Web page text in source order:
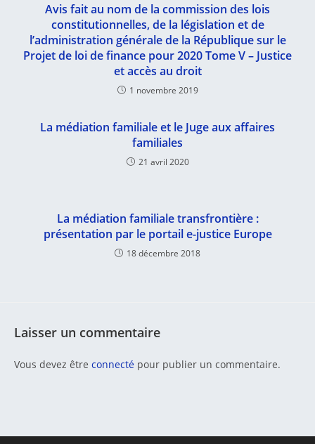
Avis fait au nom de la commission des lois
constitutionnelles, de la législation et de
l’administration générale de la République sur le
Projet de loi de finance pour 2020 Tome V – Justice
et accès au droit
1 novembre 2019
La médiation familiale et le Juge aux affaires
familiales
21 avril 2020
La médiation familiale transfrontière :
présentation par le portail e-justice Europe
18 décembre 2018
Laisser un commentaire
Vous devez être connecté pour publier un commentaire.